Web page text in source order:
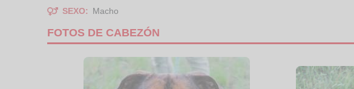
SEXO:
Macho
FOTOS DE CABEZÓN